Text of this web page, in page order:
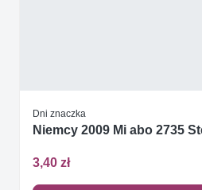
Dni znaczka
Niemcy 2009 Mi abo 2735
3,40 zł